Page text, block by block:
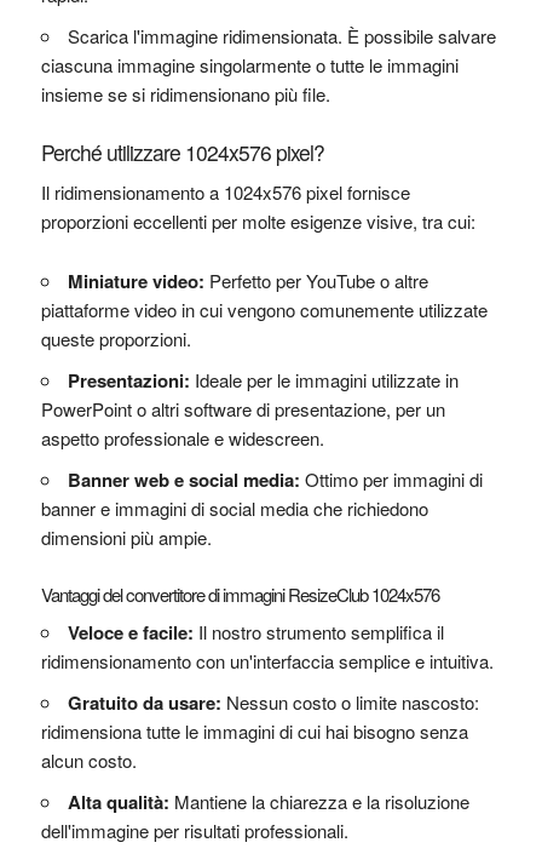
Scarica l'immagine ridimensionata. È possibile salvare
ciascuna immagine singolarmente o tutte le immagini
insieme se si ridimensionano più file.
Perché utilizzare 1024x576 pixel?
Il ridimensionamento a 1024x576 pixel fornisce
proporzioni eccellenti per molte esigenze visive, tra cui:
Miniature video: Perfetto per YouTube o altre
piattaforme video in cui vengono comunemente utilizzate
queste proporzioni.
Presentazioni: Ideale per le immagini utilizzate in
PowerPoint o altri software di presentazione, per un
aspetto professionale e widescreen.
Banner web e social media: Ottimo per immagini di
banner e immagini di social media che richiedono
dimensioni più ampie.
Vantaggi del convertitore di immagini ResizeClub 1024x576
Veloce e facile: Il nostro strumento semplifica il
ridimensionamento con un'interfaccia semplice e intuitiva.
Gratuito da usare: Nessun costo o limite nascosto:
ridimensiona tutte le immagini di cui hai bisogno senza
alcun costo.
Alta qualità: Mantiene la chiarezza e la risoluzione
dell'immagine per risultati professionali.